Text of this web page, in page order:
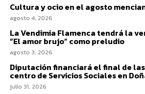
Cultura y ocio en el agosto
agosto 4, 2026
La Vendimia Flamenca tendrá la
“El amor brujo” como preludio
agosto 3, 2026
Diputación financiará el final de
centro de Servicios Sociales en
julio 31, 2026